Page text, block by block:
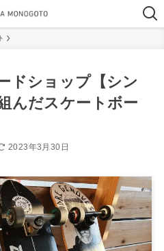
ドショップ【シン
んだスケートボー
2023年3月30日